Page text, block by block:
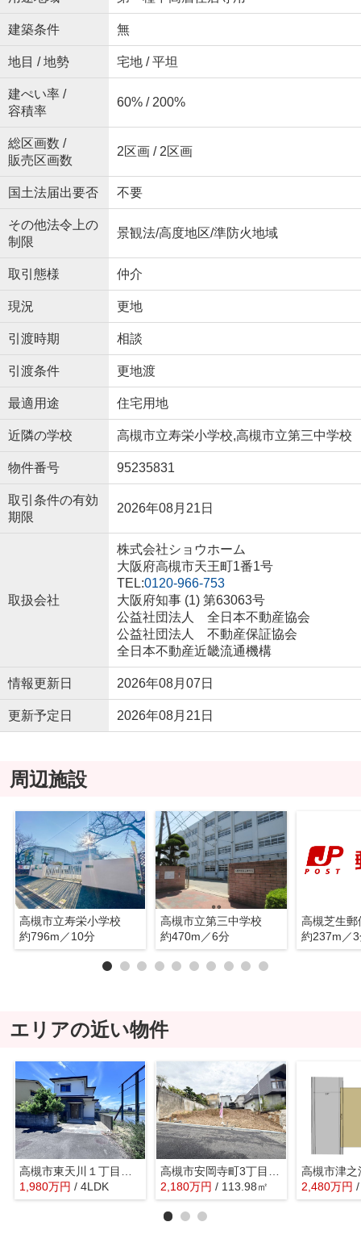
建築条件 無
地目 / 地勢 宅地 / 平坦
建ぺい率 /
容積率
60% / 200%
総区画数 /
販売区画数
2区画 / 2区画
国土法届出要否 不要
その他法令上の
制限
景観法/高度地区/準防火地域
取引態様 仲介
現況 更地
引渡時期 相談
引渡条件 更地渡
最適用途 住宅用地
近隣の学校 高槻市立寿栄小学校,高槻市立第三中学校
物件番号 95235831
取引条件の有効
期限
2026年08月21日
取扱会社
株式会社ショウホーム
大阪府高槻市天王町1番1号
TEL:0120-966-753
大阪府知事 (1) 第63063号
公益社団法人 全日本不動産協会
公益社団法人 不動産保証協会
全日本不動産近畿流通機構
情報更新日 2026年08月07日
更新予定日 2026年08月21日
周辺施設
高槻市立寿栄小学校
約796m／10分
高槻市立第三中学校
約470m／6分
高槻芝生郵
約237m／
エリアの近い物件
1,980万円 / 4LDK
2,180万円 / 113.98㎡ 2,480万円